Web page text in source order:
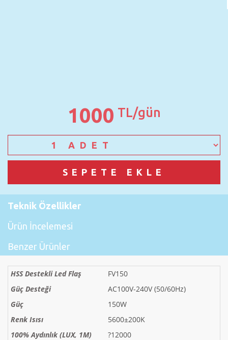
1000 TL/gün
Teknik Özellikler
Ürün İncelemesi
Benzer Ürünler
HSS Destekli Led Flaş
FV150
Güç Desteği
AC100V-240V (50/60Hz)
Güç
150W
Renk Isısı
5600±200K
100% Aydınlık (LUX, 1M)
?12000